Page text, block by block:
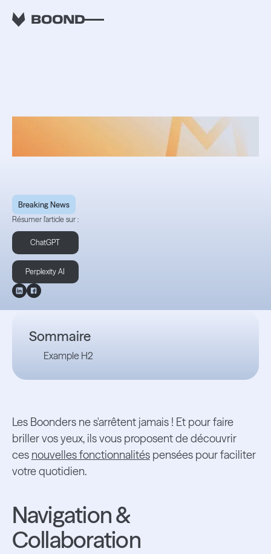
RETOUR
Breaking News
Résumer l'article sur :
ChatGPT
Perplexity AI
Sommaire
Example H2
Les Boonders ne s'arrêtent jamais ! Et pour faire
briller vos yeux, ils vous proposent de découvrir
ces nouvelles fonctionnalitéspensées pour faciliter
votre quotidien.
Navigation &
Collaboration